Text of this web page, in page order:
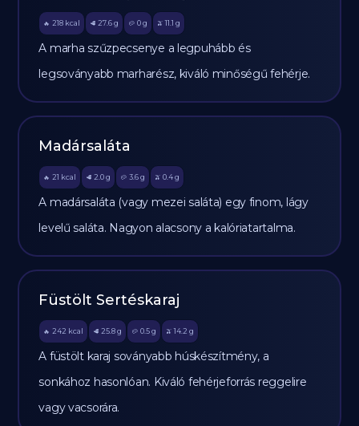
🔥 218 kcal 🥩 27.6 g 🥔 0g 🫒 11.1 g
A marha szűzpecsenye a legpuhább és
legsoványabb marharész, kiváló minőségű fehérje.
Madársaláta
🔥 21 kcal 🥩 2.0 g 🥔 3.6g 🫒 0.4 g
A madársaláta (vagy mezei saláta) egy finom, lágy
levelű saláta. Nagyon alacsony a kalóriatartalma.
Füstölt Sertéskaraj
🔥 242 kcal 🥩 25.8 g 🥔 0.5g 🫒 14.2 g
A füstölt karaj soványabb húskészítmény, a
sonkához hasonlóan. Kiváló fehérjeforrás reggelire
vagy vacsorára.